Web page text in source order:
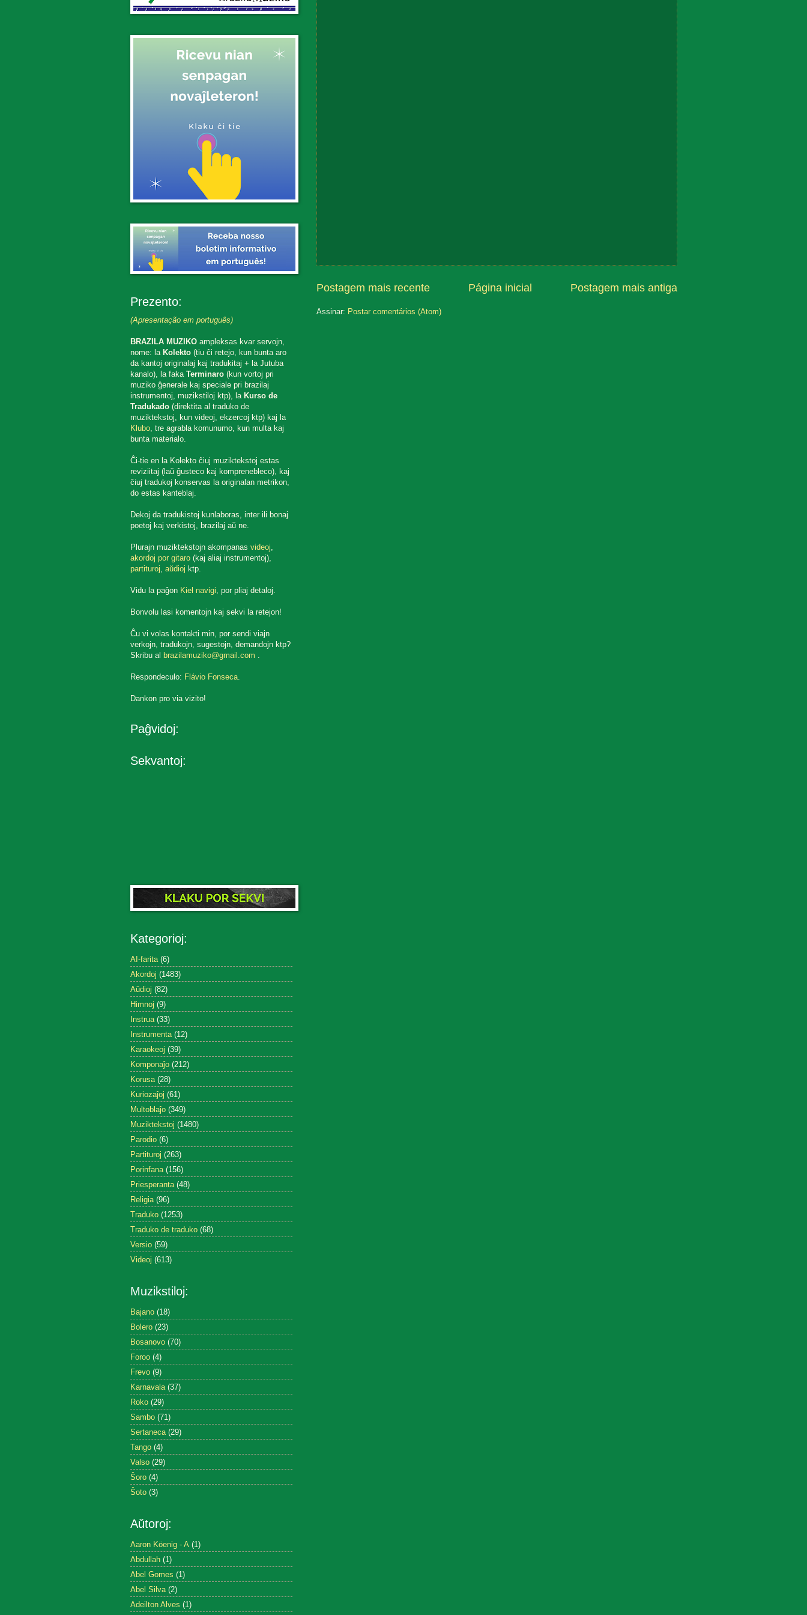
Postagem mais recente Postagem mais antiga
Página inicial
Assinar: Postar comentários (Atom)
Prezento:
(Apresentação em português)
BRAZILA MUZIKOampleksas kvar servojn,
nome: la Kolekto(tiu ĉi retejo, kun bunta aro
da kantoj originalaj kaj tradukitaj + la Jutuba
kanalo), la faka Terminaro(kun vortoj pri
muziko ĝenerale kaj speciale pri brazilaj
instrumentoj, muzikstiloj ktp), la Kurso de
Tradukado(direktita al traduko de
muziktekstoj, kun videoj, ekzercoj ktp) kaj la
Klubo, tre agrabla komunumo, kun multa kaj
bunta materialo.
Ĉi-tie en la Kolekto ĉiuj muziktekstoj estas
reviziitaj (laŭ ĝusteco kaj komprenebleco), kaj
ĉiuj tradukoj konservas la originalan metrikon,
do estas kanteblaj.
Dekoj da tradukistoj kunlaboras, inter ili bonaj
poetoj kaj verkistoj, brazilaj aŭ ne.
Plurajn muziktekstojn akompanas videoj,
akordoj por gitaro(kaj aliaj instrumentoj),
partituroj, aŭdioj ktp.
Vidu la paĝon Kiel navigi, por pliaj detaloj.
Bonvolu lasi komentojn kaj sekvi la retejon!
Ĉu vi volas kontakti min, por sendi viajn
verkojn, tradukojn, sugestojn, demandojn ktp?
Skribu al brazilamuziko@gmail.com .
Respondeculo: Flávio Fonseca.
Dankon pro via vizito!
Paĝvidoj:
Sekvantoj:
Kategorioj:
AI-farita (6)
Akordoj (1483)
Aŭdioj (82)
Himnoj (9)
Instrua (33)
Instrumenta (12)
Karaokeoj (39)
Komponaĵo (212)
Korusa (28)
Kuriozaĵoj (61)
Multoblaĵo (349)
Muziktekstoj (1480)
Parodio (6)
Partituroj (263)
Porinfana (156)
Priesperanta (48)
Religia (96)
Traduko (1253)
Traduko de traduko (68)
Versio (59)
Videoj (613)
Muzikstiloj:
Bajano (18)
Bolero (23)
Bosanovo (70)
Foroo (4)
Frevo (9)
Karnavala (37)
Roko (29)
Sambo (71)
Sertaneca (29)
Tango (4)
Valso (29)
Ŝoro (4)
Ŝoto (3)
Aŭtoroj:
Aaron Köenig - A (1)
Abdullah (1)
Abel Gomes (1)
Abel Silva (2)
Adeilton Alves (1)